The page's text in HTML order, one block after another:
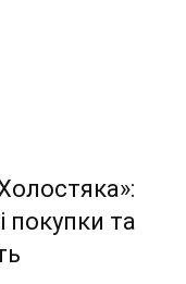
покупки та